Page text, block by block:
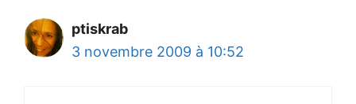
ptiskrab
3 novembre 2009 à 10:52